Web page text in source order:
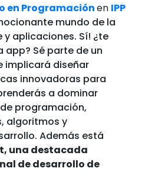
en Programaciónen IPP
mundo de la
aplicaciones. Sí! ¿te
app? Sé parte de un
implicará diseñar
innovadoras para
a dominar
programación,
algoritmos y
Además está
una destacada
de desarrollo de